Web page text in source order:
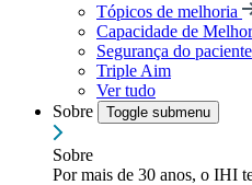
Tópicos de melhoria
Capacidade de
Segurança do paciente
Triple Aim
Ver tudo
Sobre
Toggle submenu
Sobre
Por mais de 30 anos, o IHI